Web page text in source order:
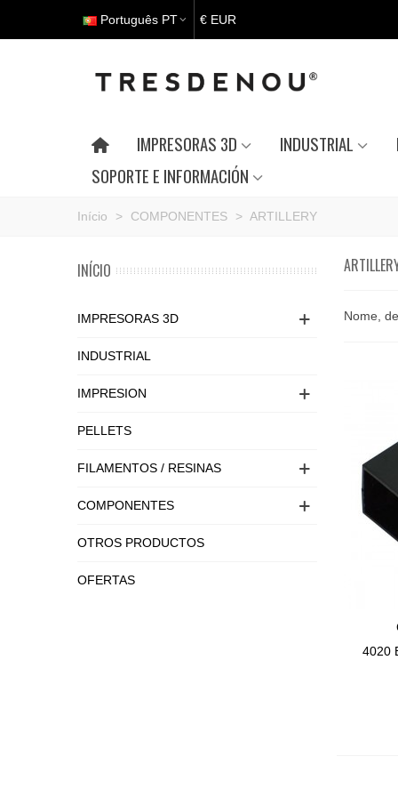
Português PT € EUR
IMPRESORAS 3D INDUSTRIAL
SOPORTE E INFORMACIÓN
Início > COMPONENTES > ARTILLERY
INÍCIO
IMPRESORAS 3D
INDUSTRIAL
IMPRESION
PELLETS
FILAMENTOS / RESINAS
COMPONENTES
OTROS PRODUCTOS
OFERTAS
Nome,
4020